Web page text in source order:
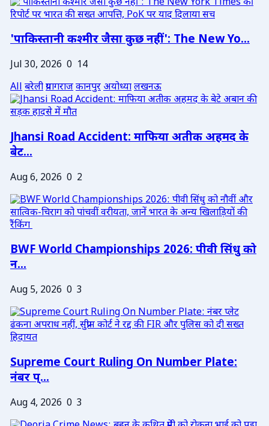
'पाकिस्तानी कश्मीर जैसा कुछ नहीं': The New Yo...
Jul 30, 2026 0 14
Allबरेलीप्रयागराजकानपुरअयोध्यालखनऊ
Jhansi Road Accident: माफिया अतीक अहमद के
बेट...
Aug 6, 2026 0 2
BWF World Championships 2026: पीवी सिंधु को
न...
Aug 5, 2026 0 3
Supreme Court Ruling On Number Plate:
नंबर प्...
Aug 4, 2026 0 3